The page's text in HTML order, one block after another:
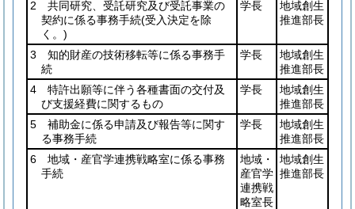
2 共同研究、受託研究及び受託事業の
契約に係る事務手続(受入決定を除
く。)
学長
地域創生
推進部長
3 知的財産の技術移転等に係る事務手
続
学長
地域創生
推進部長
4 特許出願等に伴う各種書面の交付及
び支援経費に関するもの
学長
地域創生
推進部長
5 補助金に係る申請及び報告等に関す
る事務手続
学長
地域創生
推進部長
6 地域・産官学連携戦略室に係る事務
手続
地域・
産官学
連携戦
略室長
地域創生
推進部長